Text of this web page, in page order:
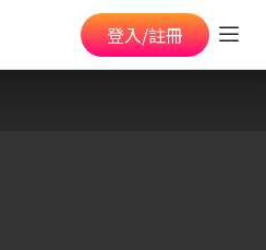
登入/註冊